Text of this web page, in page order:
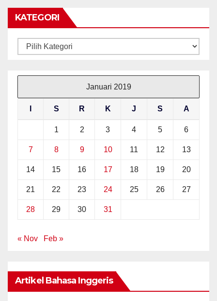
KATEGORI
Kategori
Januari 2019
S R K J S A
1 2 3 4 5 6
7 8 9 10 11 12 13
14 15 16 17 18 19 20
21 22 23 24 25 26 27
28 29 30 31
« Nov Feb »
Artikel Bahasa Inggeris